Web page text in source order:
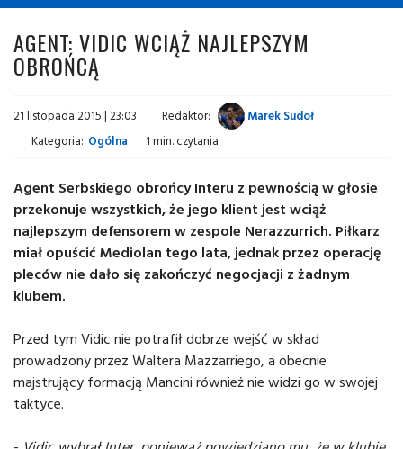
AGENT: VIDIC WCIĄŻ NAJLEPSZYM
OBROŃCĄ
21 listopada 2015 | 23:03 Redaktor:
Marek Sudoł
Kategoria: Ogólna 1 min. czytania
Agent Serbskiego obrońcy Interu z pewnością w głosie
przekonuje wszystkich, że jego klient jest wciąż
najlepszym defensorem w zespole Nerazzurrich. Piłkarz
miał opuścić Mediolan tego lata, jednak przez operację
pleców nie dało się zakończyć negocjacji z żadnym
klubem.
Przed tym Vidic nie potrafił dobrze wejść w skład
prowadzony przez Waltera Mazzarriego, a obecnie
majstrujący formacją Mancini również nie widzi go w swojej
taktyce.